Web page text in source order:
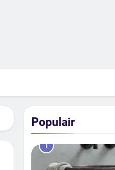
Populair
1